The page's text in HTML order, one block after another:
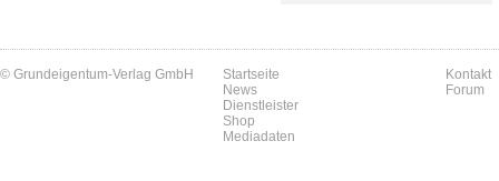
© Grundeigentum-Verlag GmbH
Startseite
News
Dienstleister
Shop
Mediadaten
Kontakt
Forum